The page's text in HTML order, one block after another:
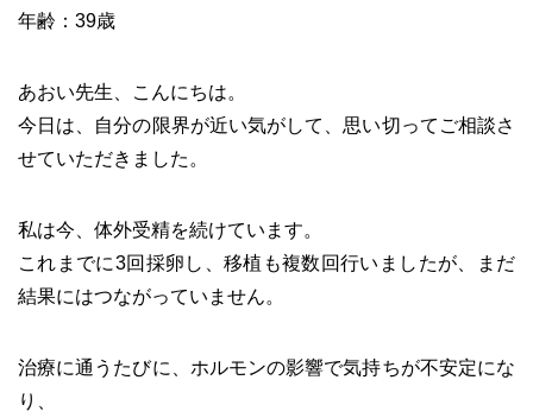
年齢：39歳
あおい先生、こんにちは。
今日は、自分の限界が近い気がして、思い切ってご相談さ
せていただきました。
私は今、体外受精を続けています。
これまでに3回採卵し、移植も複数回行いましたが、まだ
結果にはつながっていません。
治療に通うたびに、ホルモンの影響で気持ちが不安定にな
り、